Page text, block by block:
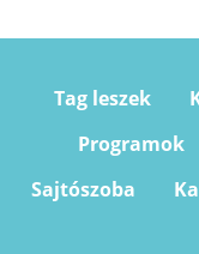
Tag leszek
Programok
Sajtószoba